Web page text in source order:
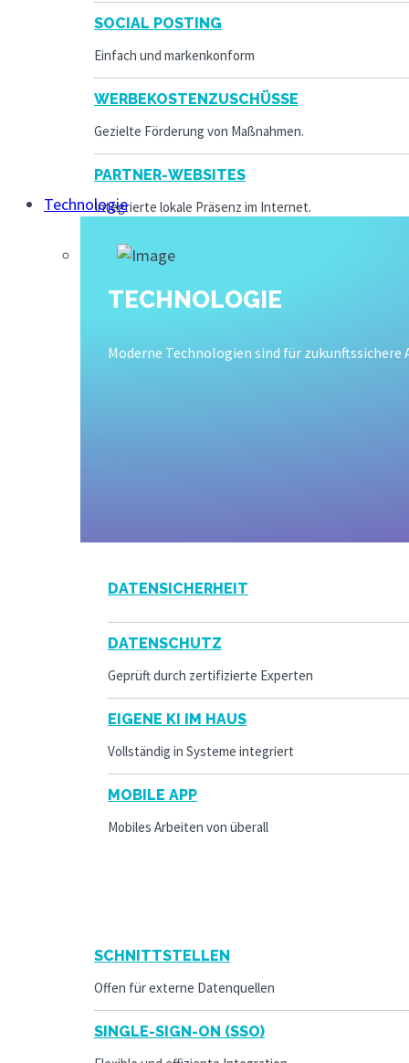
SOCIAL POSTING
Einfach und markenkonform
WERBEKOSTENZUSCHÜSSE
Gezielte Förderung von Maßnahmen.
PARTNER-WEBSITES
Integrierte lokale Präsenz im Internet.
Technologie
TECHNOLOGIE
Moderne Technologien sind für zukunftssichere
DATENSICHERHEIT
DATENSCHUTZ
Geprüft durch zertifizierte Experten
EIGENE KI IM HAUS
Vollständig in Systeme integriert
MOBILE APP
Mobiles Arbeiten von überall
SCHNITTSTELLEN
Offen für externe Datenquellen
SINGLE-SIGN-ON (SSO)